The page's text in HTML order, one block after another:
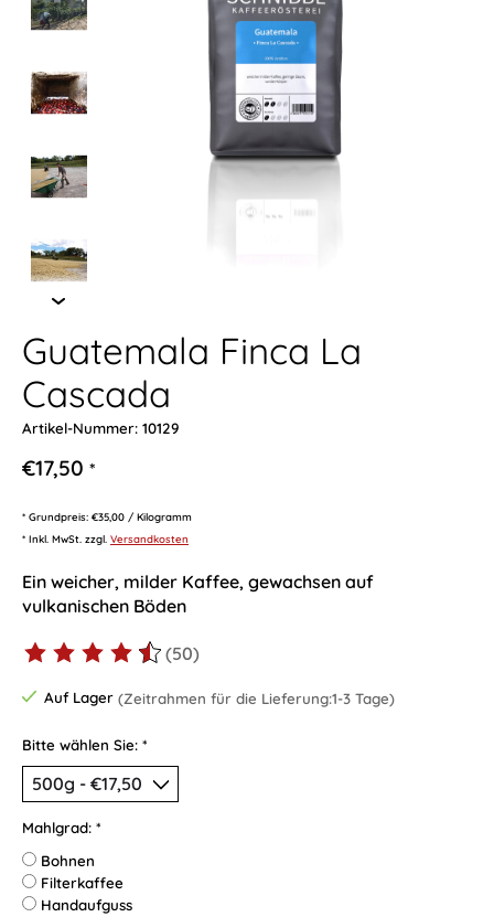
Guatemala Finca La
Cascada
Artikel-Nummer: 10129
€17,50 *
* Grundpreis: €35,00 / Kilogramm
* Inkl. MwSt. zzgl. Versandkosten
Ein weicher, milder Kaffee, gewachsen auf
vulkanischen Böden
Die Bewertung dieses Produkts ist
(50)
Auf Lager (Zeitrahmen für die Lieferung:1-3 Tage)
Bitte wählen Sie: *
Mahlgrad: *
Bohnen
Filterkaffee
Handaufguss